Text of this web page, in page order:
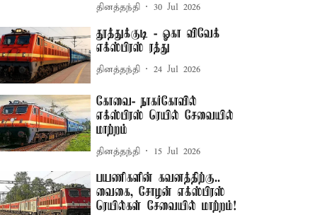
தினத்தந்தி 30 Jul 2026
தூத்துக்குடி - ஓகா விவேக்
எக்ஸ்பிரஸ் ரத்து
தினத்தந்தி 24 Jul 2026
கோவை- நாகர்கோவில்
எக்ஸ்பிரஸ் ரெயில் சேவையில்
மாற்றம்
தினத்தந்தி 15 Jul 2026
பயணிகளின் கவனத்திற்கு..
வைகை, சோழன் எக்ஸ்பிரஸ்
ரெயில்கள் சேவையில் மாற்றம்!